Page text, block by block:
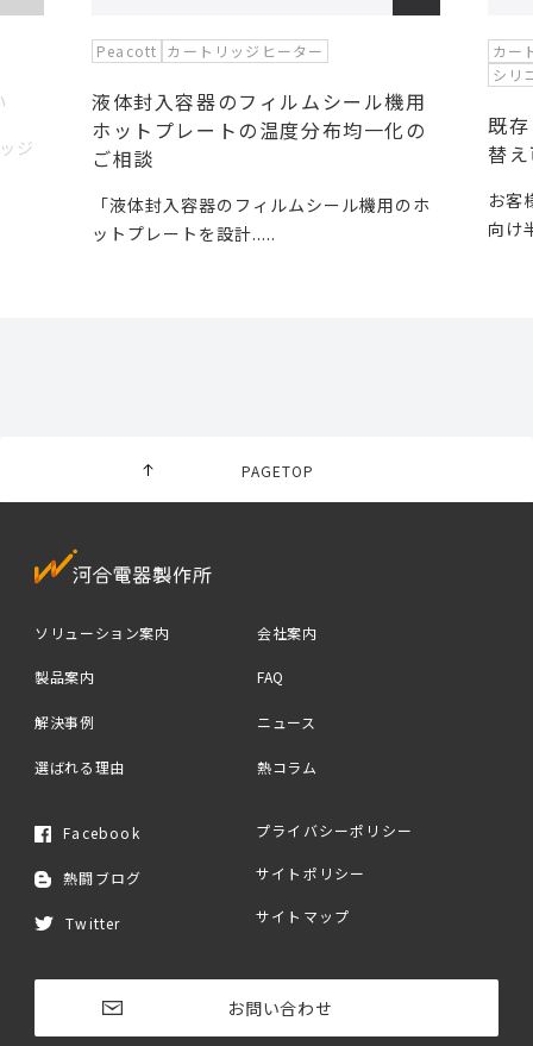
Peacott カートリッジヒーター
液体封入容器のフィルムシール機用
ホットプレートの温度分布均一化の
ご相談
「液体封入容器のフィルムシール機用のホ
ットプレートを設計.....
カー
シリ
既
替
お客
向け
ジ
PAGETOP
ソリューション案内
製品案内
解決事例
選ばれる理由
会社案内
FAQ
ニュース
熱コラム
Facebook
熱闘ブログ
Twitter
お問い合わせ
プライバシーポリシー
サイトポリシー
サイトマップ